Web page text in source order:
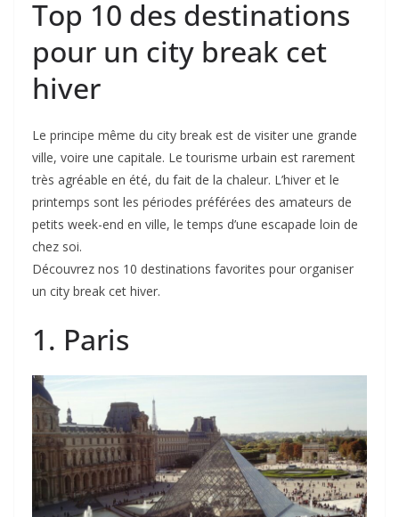
Top 10 des destinations
pour un city break cet
hiver
Le principe même du city break est de visiter une grande
ville, voire une capitale. Le tourisme urbain est rarement
très agréable en été, du fait de la chaleur. L’hiver et le
printemps sont les périodes préférées des amateurs de
petits week-end en ville, le temps d’une escapade loin de
chez soi.
Découvrez nos 10 destinations favorites pour organiser
un city break cet hiver.
1. Paris